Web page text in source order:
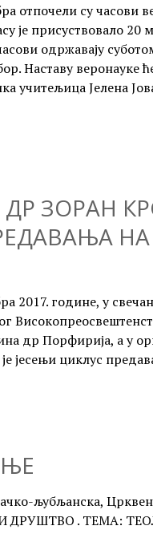
отпочели су часови
је присуствовало 20
одржавају
Наставу веронауке
учитељица Јелена
ЗОРАН
НА
2017. године, у
др Порфирија, а у
је јесењи циклус
љубљанска,
ДРУШТВО . ТЕМА: